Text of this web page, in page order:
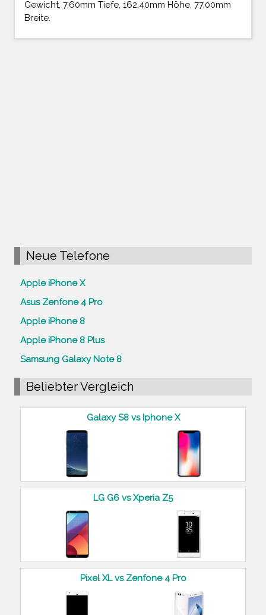
Gewicht, 7,60mm Tiefe, 162,40mm Höhe, 77,00mm
Breite.
Neue Telefone
Apple iPhone X
Asus Zenfone 4 Pro
Apple iPhone 8
Apple iPhone 8 Plus
Samsung Galaxy Note 8
Beliebter Vergleich
Galaxy S8 vs Iphone X
LG G6 vs Xperia Z5
Pixel XL vs Zenfone 4 Pro